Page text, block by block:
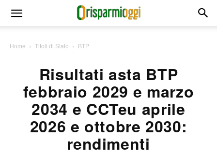
Home Titoli di Stato BTP
Risultati asta BTP
febbraio 2029 e marzo
2034 e CCTeu aprile
2026 e ottobre 2030:
rendimenti